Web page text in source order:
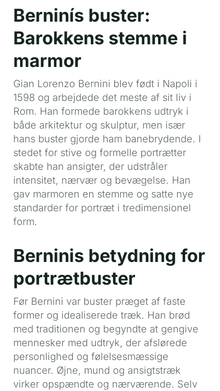
Berninís buster:
Barokkens stemme i
marmor
Gian Lorenzo Bernini blev født i Napoli i
1598 og arbejdede det meste af sit liv i
Rom. Han formede barokkens udtryk i
både arkitektur og skulptur, men især
hans buster gjorde ham banebrydende. I
stedet for stive og formelle portrætter
skabte han ansigter, der udstråler
intensitet, nærvær og bevægelse. Han
gav marmoren en stemme og satte nye
standarder for portræt i tredimensionel
form.
Berninis betydning for
portrætbuster
Før Bernini var buster præget af faste
former og idealiserede træk. Han brød
med traditionen og begyndte at gengive
mennesker med udtryk, der afslørede
personlighed og følelsesmæssige
nuancer. Øjne, mund og ansigtstræk
virker opspændte og nærværende. Selv